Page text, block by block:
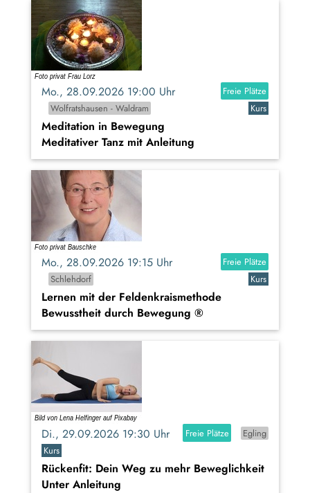
Mo., 28.09.2026 19:00 Uhr
Freie Plätze
Wolfratshausen - Waldram
Kurs
Meditation in Bewegung
Meditativer Tanz mit Anleitung
Mo., 28.09.2026 19:15 Uhr
Freie Plätze
Schlehdorf
Kurs
Lernen mit der Feldenkraismethode
Bewusstheit durch Bewegung ®
Di., 29.09.2026 19:30 Uhr Freie Plätze
Egling
Kurs
Rückenfit: Dein Weg zu mehr Beweglichkeit
Unter Anleitung